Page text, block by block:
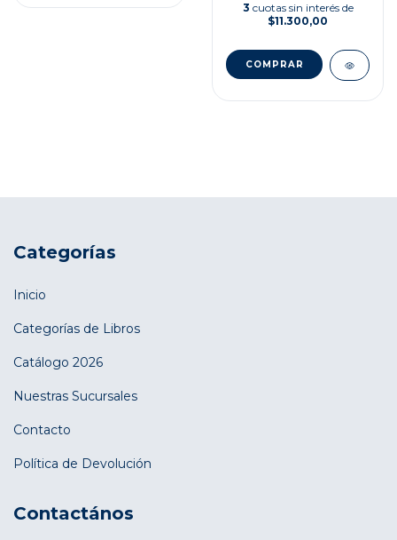
3 cuotas sin interés de
$11.300,00
Categorías
Inicio
Categorías de Libros
Catálogo 2026
Nuestras Sucursales
Contacto
Política de Devolución
Contactános